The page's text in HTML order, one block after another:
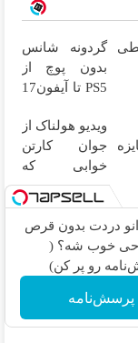
گردونه شانس
بدون پوچ از
PS5 تا آیفون17
17 جایزه
ویدیو هولناک از
جوان کارتن
خوابی که
میلیاردر شد.
آموزش رایگان
دردت بدون قرص
خوب شه؟ (
رو پر کن)